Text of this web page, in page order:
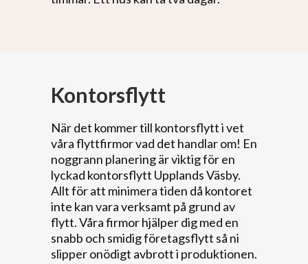
Kontorsflytt
När det kommer till kontorsflytt i vet
våra flyttfirmor vad det handlar om! En
noggrann planering är viktig för en
lyckad kontorsflytt Upplands Väsby.
Allt för att minimera tiden då kontoret
inte kan vara verksamt på grund av
flytt. Våra firmor hjälper dig med en
snabb och smidig företagsflytt så ni
slipper onödigt avbrott i produktionen.